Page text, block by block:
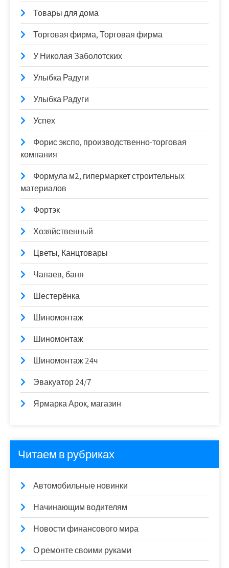
Товары для дома
Торговая фирма, Торговая фирма
У Николая Заболотских
Улыбка Радуги
Улыбка Радуги
Успех
Форис экспо, производственно-торговая
компания
Формула м2, гипермаркет строительных
материалов
Фортэк
Хозяйственный
Цветы, Канцтовары
Чапаев, баня
Шестерёнка
Шиномонтаж
Шиномонтаж
Шиномонтаж 24ч
Эвакуатор 24/7
Ярмарка Арок, магазин
Читаем в рубриках
Автомобильные новинки
Начинающим водителям
Новости финансового мира
О ремонте своими руками